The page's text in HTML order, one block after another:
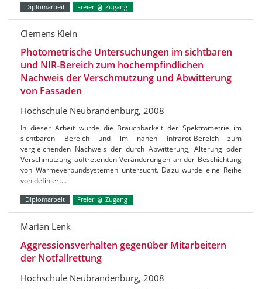
Diplomarbeit Freier Zugang
Clemens Klein
Photometrische Untersuchungen im sichtbaren
und NIR-Bereich zum hochempfindlichen
Nachweis der Verschmutzung und Abwitterung
von Fassaden
Hochschule Neubrandenburg, 2008
In dieser Arbeit wurde die Brauchbarkeit der Spektrometrie im
sichtbaren Bereich und im nahen Infrarot-Bereich zum
vergleichenden Nachweis der durch Abwitterung, Alterung oder
Verschmutzung auftretenden Veränderungen an der Beschichtung
von Wärmeverbundsystemen untersucht. Dazu wurde eine Reihe
von definiert…
Diplomarbeit Freier Zugang
Marian Lenk
Aggressionsverhalten gegenüber Mitarbeitern
der Notfallrettung
Hochschule Neubrandenburg, 2008